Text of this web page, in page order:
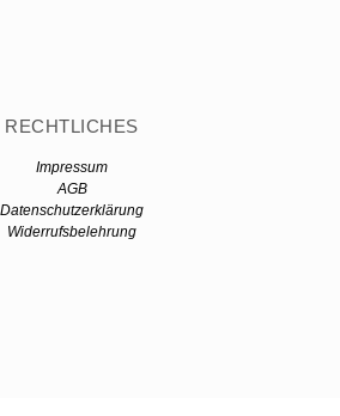
RECHTLICHES
Impressum
AGB
Datenschutzerklärung
Widerrufsbelehrung